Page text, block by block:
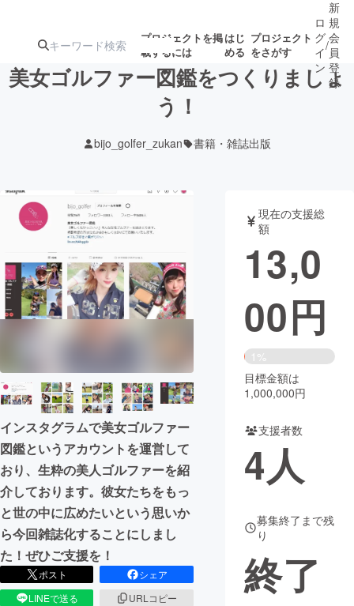
プロジェクトを掲
載するには
はじ
める
プロジェクト
をさがす
ターン
ジェクト
募集終了が近いプ
ロジェクト
アート・写真 音楽
テクノロジー・ガジェット ゲーム・
映像・映画 書籍・雑誌
ビジネス・起業 チャレンジ
まちづくり・地域活性化
CAMPFIRE for Social Good
CAMPFIRE Creation
CAMPFIREふるさと納税machi-ya コミュニティ
ロ
グ
イ
ン
/
新
規
会
員
登
録
美女ゴルファー図鑑をつくりましょ
う！
bijo_golfer_zukan 書籍・雑誌出版
インスタグラムで美女ゴルファー
図鑑というアカウントを運営して
おり、生粋の美人ゴルファーを紹
介しております。彼女たちをもっ
と世の中に広めたいという思いか
ら今回雑誌化することにしまし
た！ぜひご支援を！
ポスト
シェア
LINEで送る
URLコピー
現在の支援総
額
13,0
00円
1%
目標金額は
1,000,000円
支援者数
4人
募集終了まで残
り
終了